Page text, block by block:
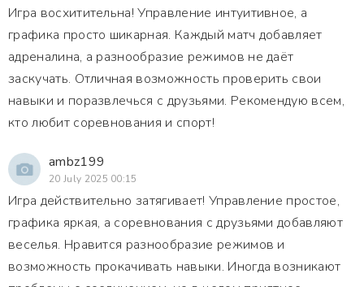
Игра восхитительна! Управление интуитивное, а
графика просто шикарная. Каждый матч добавляет
адреналина, а разнообразие режимов не даёт
заскучать. Отличная возможность проверить свои
навыки и поразвлечься с друзьями. Рекомендую всем,
кто любит соревнования и спорт!
ambz199
20 July 2025 00:15
Игра действительно затягивает! Управление простое,
графика яркая, а соревнования с друзьями добавляют
веселья. Нравится разнообразие режимов и
возможность прокачивать навыки. Иногда возникают